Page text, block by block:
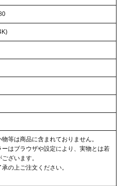
等は商品に含まれておりません。
はブラウザや設定により、実物とは若
ざいます。
の上ご注文ください。